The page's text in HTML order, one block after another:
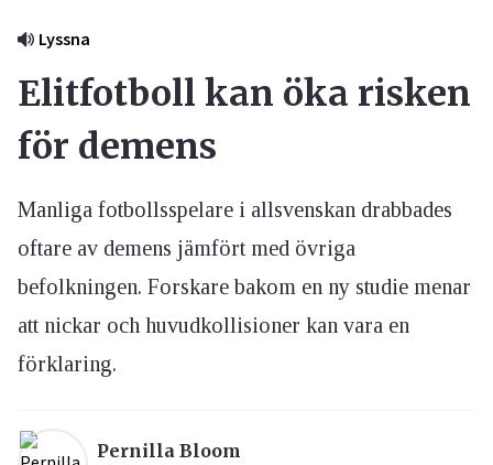
Lyssna
Elitfotboll kan öka risken
för demens
Manliga fotbollsspelare i allsvenskan drabbades
oftare av demens jämfört med övriga
befolkningen. Forskare bakom en ny studie menar
att nickar och huvudkollisioner kan vara en
förklaring.
Pernilla Bloom